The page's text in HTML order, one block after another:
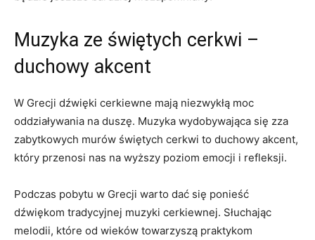
Muzyka ze świętych cerkwi –
duchowy akcent
W Grecji dźwięki cerkiewne mają niezwykłą moc
oddziaływania na duszę. Muzyka wydobywająca się zza
zabytkowych murów świętych cerkwi‍ to duchowy akcent,
który‍ przenosi nas na wyższy poziom emocji⁣ i refleksji.
Podczas pobytu w Grecji warto dać się ponieść
dźwiękom tradycyjnej‌ muzyki cerkiewnej. Słuchając
melodii, które od wieków towarzyszą praktykom